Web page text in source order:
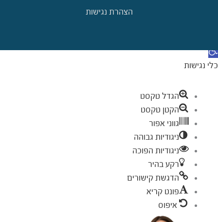
הצהרת נגישות
פתח סרגל נגישות
כלי נגישות
הגדל טקסט
הקטן טקסט
גווני אפור
ניגודיות גבוהה
ניגודיות הפוכה
רקע בהיר
הדגשת קישורים
פונט קריא
איפוס